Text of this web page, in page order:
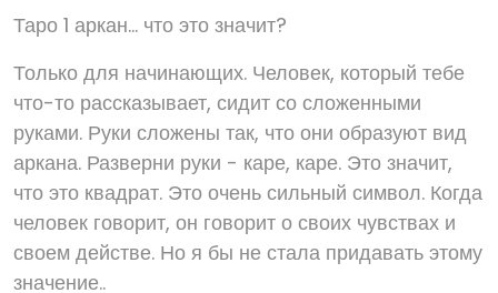
Таро 1 аркан... что это значит?
Только для начинающих. Человек, который тебе
что-то рассказывает, сидит со сложенными
руками. Руки сложены так, что они образуют вид
аркана. Разверни руки - каре, каре. Это значит,
что это квадрат. Это очень сильный символ. Когда
человек говорит, он говорит о своих чувствах и
своем действе. Но я бы не стала придавать этому
значение..